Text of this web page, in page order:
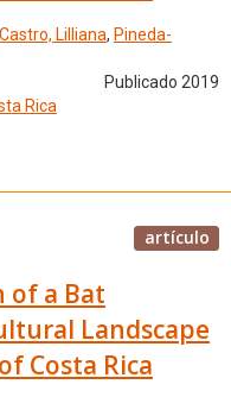
Lilliana, Pineda-
Publicado 2019
Rica
artículo
of a Bat
Landscape
Costa Rica